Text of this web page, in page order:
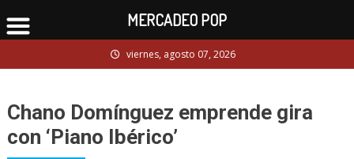
to
viernes, agosto 07, 2026
Chano Domínguez emprende gira
con ‘Piano Ibérico’
MERCADEO POP